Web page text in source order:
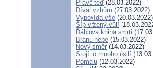
Právě teď (28.03.2022)
Dívat vzhůru (27.03.2022)
Vypovídá vše (20.03.2022)
Šíp vržený vůlí
Ďáblova kniha smrti
Bránu nebe (15.03.2022)
Nový směr (14.03.2022)
Stojí to mnoho úsilí
Pomalu (12.03.2022)